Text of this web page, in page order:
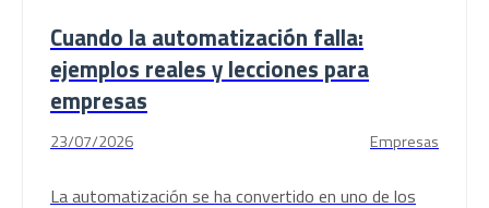
Cuando la automatización falla:
ejemplos reales y lecciones para
empresas
23/07/2026 Empresas
Laautomatización se ha convertido en uno de los